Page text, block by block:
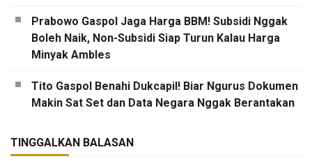
Prabowo Gaspol Jaga Harga BBM! Subsidi Nggak
Boleh Naik, Non-Subsidi Siap Turun Kalau Harga
Minyak Ambles
Tito Gaspol Benahi Dukcapil! Biar Ngurus Dokumen
Makin Sat Set dan Data Negara Nggak Berantakan
TINGGALKAN BALASAN